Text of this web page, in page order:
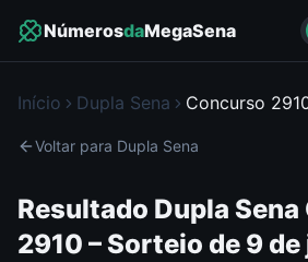
NúmerosdaMegaSena
Início Dupla Sena Concurso
Voltar para Dupla Sena
Resultado Dupla Sena
2910 – Sorteio de 9 de